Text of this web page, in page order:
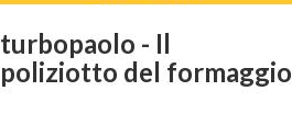
turbopaolo - Il
poliziotto del formaggio